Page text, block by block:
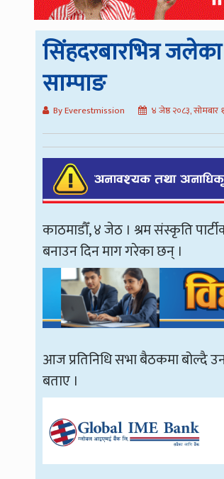
सिंहदरबारभित्र
साम्पाङ
By Everestmission ४ जेष्ठ २०८३, सोमबार
काठमाडौँ, ४ जेठ । श्रम संस्कृति
बनाउन दिन माग गरेका छन् ।
आज प्रतिनिधि सभा बैठकमा बोल्दै
बताए ।